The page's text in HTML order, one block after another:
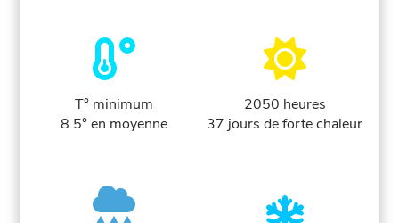
T° minimum
8.5° en moyenne
2050 heures
37 jours de forte chaleur